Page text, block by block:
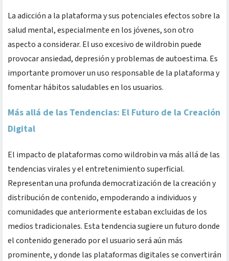
La adicción a la plataforma y sus potenciales efectos sobre la
salud mental, especialmente en los jóvenes, son otro
aspecto a considerar. El uso excesivo de wildrobin puede
provocar ansiedad, depresión y problemas de autoestima. Es
importante promover un uso responsable de la plataforma y
fomentar hábitos saludables en los usuarios.
Más allá de las Tendencias: El Futuro de la Creación
Digital
El impacto de plataformas como wildrobin va más allá de las
tendencias virales y el entretenimiento superficial.
Representan una profunda democratización de la creación y
distribución de contenido, empoderando a individuos y
comunidades que anteriormente estaban excluidas de los
medios tradicionales. Esta tendencia sugiere un futuro donde
el contenido generado por el usuario será aún más
prominente, y donde las plataformas digitales se convertirán